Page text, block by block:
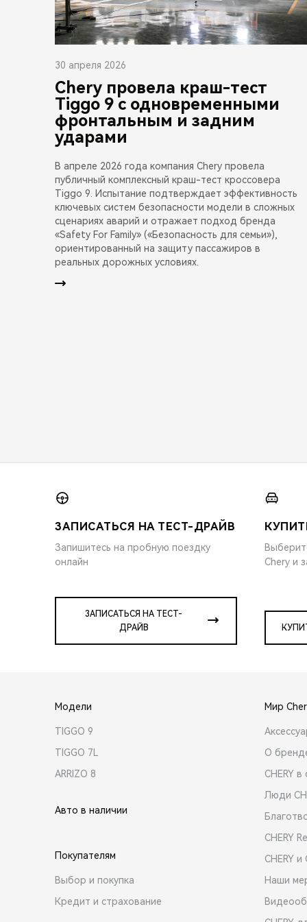
30 апреля 2026
Chery провела краш-тест
Tiggo 9 с одновременными
фронтальным и задним
ударами
В апреле 2026 года компания Chery провела
публичный комплексный краш-тест кроссовера
Tiggo 9. Испытание подтверждает эффективность
ключевых систем безопасности модели в сложных
сценариях аварий и отражает подход бренда
«Safety For Family» («Безопасность для семьи»),
ориентированный на защиту пассажиров в
реальных дорожных условиях.
ЗАПИСАТЬСЯ НА ТЕСТ-ДРАЙВ
Запишитесь на пробную поездку
онлайн
ЗАПИСАТЬСЯ НА ТЕСТ-
ДРАЙВ
Chery и
Модели
TIGGO 9
TIGGO 7L
ARRIZO 8
Авто в наличии
Покупателям
Выбор и покупка
Кредит и страхование
Мир
О
CHERY
Люди
CHERY
CHERY
Наши